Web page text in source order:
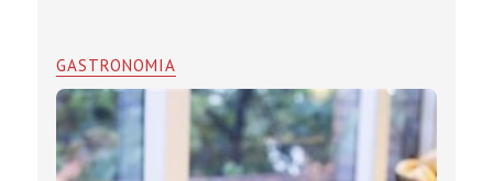
GASTRONOMIA